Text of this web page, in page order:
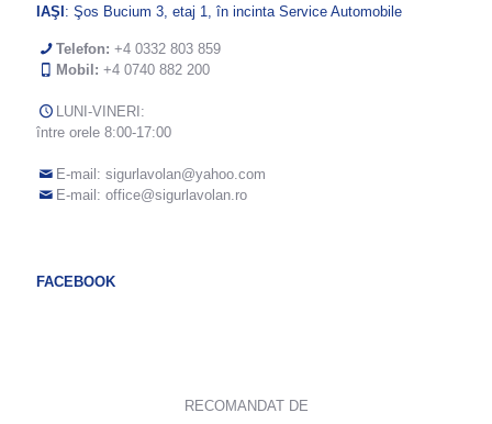
IAŞI : Şos Bucium 3, etaj 1, în incinta Service Automobile
Telefon: +4 0332 803 859
Mobil: +4 0740 882 200
LUNI-VINERI:
între orele 8:00-17:00
E-mail:sigurlavolan@yahoo.com
E-mail:office@sigurlavolan.ro
FACEBOOK
RECOMANDAT DE